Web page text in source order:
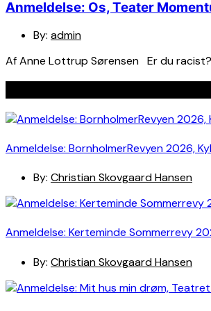
Anmeldelse: Os, Teater
By: admin
Af Anne Lottrup Sørensen Er du
Anmeldelse: BornholmerRevyen 2026,
By: Christian Skovgaard Hansen
Anmeldelse: Kerteminde Sommerrevy
By: Christian Skovgaard Hansen